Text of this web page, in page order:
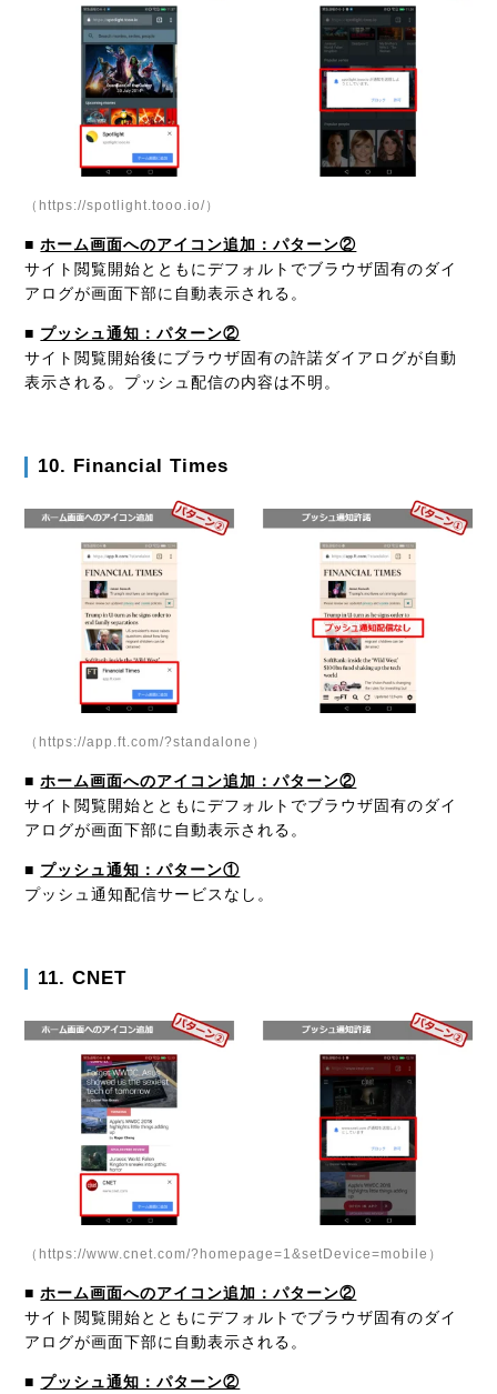
（https://spotlight.tooo.io/）
■ ホーム画面へのアイコン追加：パターン②
サイト閲覧開始とともにデフォルトでブラウザ固有のダイ
アログが画面下部に自動表示される。
■ プッシュ通知：パターン②
サイト閲覧開始後にブラウザ固有の許諾ダイアログが自動
表示される。プッシュ配信の内容は不明。
10. Financial Times
（https://app.ft.com/?standalone）
■ ホーム画面へのアイコン追加：パターン②
サイト閲覧開始とともにデフォルトでブラウザ固有のダイ
アログが画面下部に自動表示される。
■ プッシュ通知：パターン①
プッシュ通知配信サービスなし。
11. CNET
（https://www.cnet.com/?homepage=1&setDevice=mobile）
■ ホーム画面へのアイコン追加：パターン②
サイト閲覧開始とともにデフォルトでブラウザ固有のダイ
アログが画面下部に自動表示される。
■ プッシュ通知：パターン②